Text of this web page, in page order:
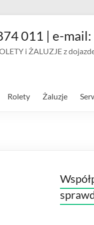
011 | e-
i ŻALUZJE z
Rolety Żaluzje